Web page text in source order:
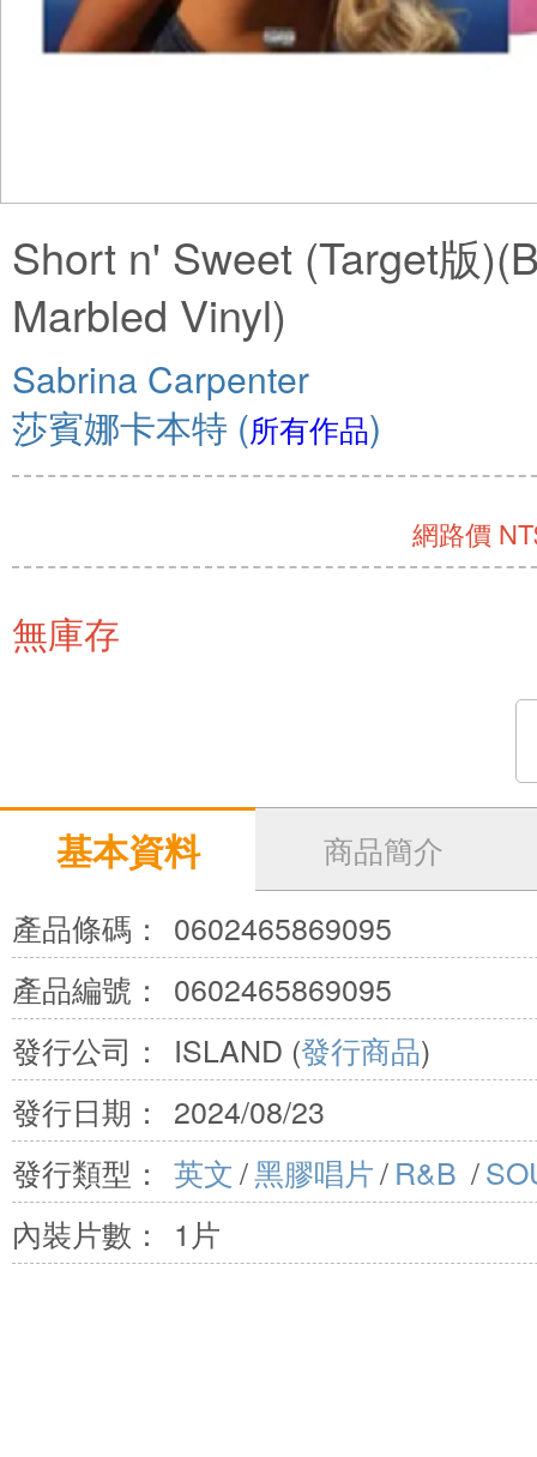
Short n' Sweet (Target版
Marbled Vinyl)
Sabrina Carpenter
莎賓娜卡本特 (所有作品)
網路價
無庫存
基本資料
商品簡介
產品條碼：
0602465869095
產品編號：
0602465869095
發行公司：
ISLAND (發行商品)
發行日期：
2024/08/23
發行類型： 英文/黑膠唱片/R&B /
內裝片數：
1片